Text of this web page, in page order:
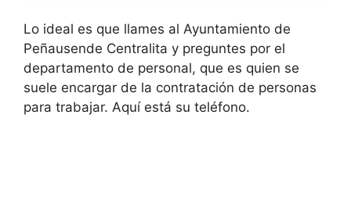
Lo ideal es que llames al Ayuntamiento de
Peñausende Centralita y preguntes por el
departamento de personal, que es quien se
suele encargar de la contratación de personas
para trabajar. Aquí está su teléfono.